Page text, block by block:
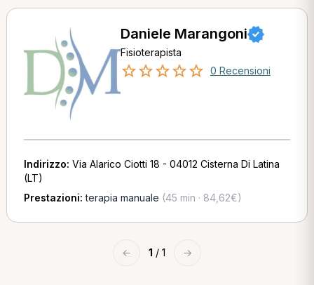
Daniele Marangoni
Fisioterapista
0 Recensioni
Indirizzo: Via Alarico Ciotti 18 - 04012 Cisterna Di Latina
(LT)
Prestazioni:terapia manuale (45 min · 84,62€)
← 1 / 1 →